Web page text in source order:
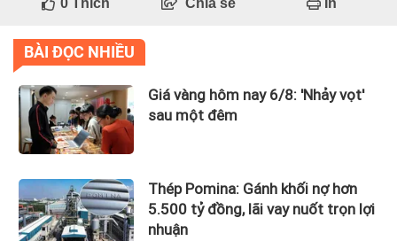
0Thích Chia sẻ In
BÀI ĐỌC NHIỀU
Giá vàng hôm nay 6/8: 'Nhảy vọt'
sau một đêm
Thép Pomina: Gánh khối nợ hơn
5.500 tỷ đồng, lãi vay nuốt trọn lợi
nhuận